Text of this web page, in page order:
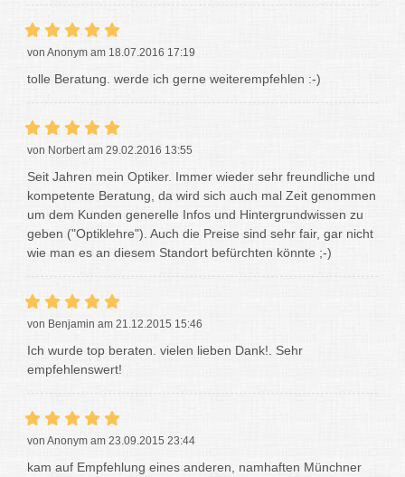
von Anonym am 18.07.2016 17:19
tolle Beratung. werde ich gerne weiterempfehlen :-)
von Norbert am 29.02.2016 13:55
Seit Jahren mein Optiker. Immer wieder sehr freundliche und
kompetente Beratung, da wird sich auch mal Zeit genommen
um dem Kunden generelle Infos und Hintergrundwissen zu
geben ("Optiklehre"). Auch die Preise sind sehr fair, gar nicht
wie man es an diesem Standort befürchten könnte ;-)
von Benjamin am 21.12.2015 15:46
Ich wurde top beraten. vielen lieben Dank!. Sehr
empfehlenswert!
von Anonym am 23.09.2015 23:44
kam auf Empfehlung eines anderen, namhaften Münchner